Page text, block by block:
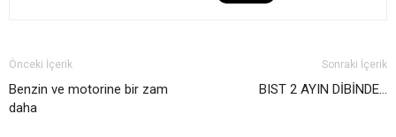
Önceki İçerik
Benzin ve motorine bir zam
daha
Sonraki İçerik
BIST 2 AYIN DİBİNDE…